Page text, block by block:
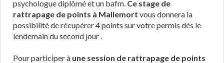
psychologue diplômé et un bafm. Ce stage de
rattrapage de points à Mallemort vous donnera la
possibilité de récupérer 4 points sur votre permis dès le
lendemain du second jour .
Pour participer à une session de rattrapage de points